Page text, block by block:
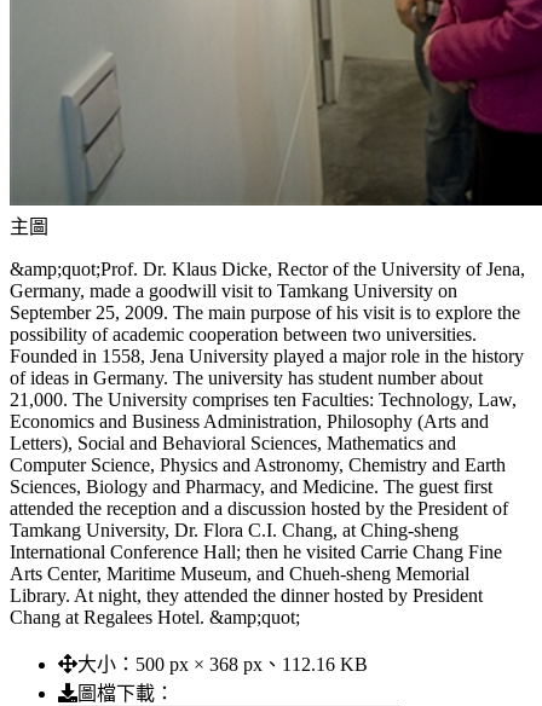
主圖
&amp;quot;Prof. Dr. Klaus Dicke, Rector of the University of Jena,
Germany, made a goodwill visit to Tamkang University on
September 25, 2009. The main purpose of his visit is to explore the
possibility of academic cooperation between two universities.
Founded in 1558, Jena University played a major role in the history
of ideas in Germany. The university has student number about
21,000. The University comprises ten Faculties: Technology, Law,
Economics and Business Administration, Philosophy (Arts and
Letters), Social and Behavioral Sciences, Mathematics and
Computer Science, Physics and Astronomy, Chemistry and Earth
Sciences, Biology and Pharmacy, and Medicine. The guest first
attended the reception and a discussion hosted by the President of
Tamkang University, Dr. Flora C.I. Chang, at Ching-sheng
International Conference Hall; then he visited Carrie Chang Fine
Arts Center, Maritime Museum, and Chueh-sheng Memorial
Library. At night, they attended the dinner hosted by President
Chang at Regalees Hotel. &amp;quot;
大小： 500 px × 368 px、112.16 KB
圖檔下載：